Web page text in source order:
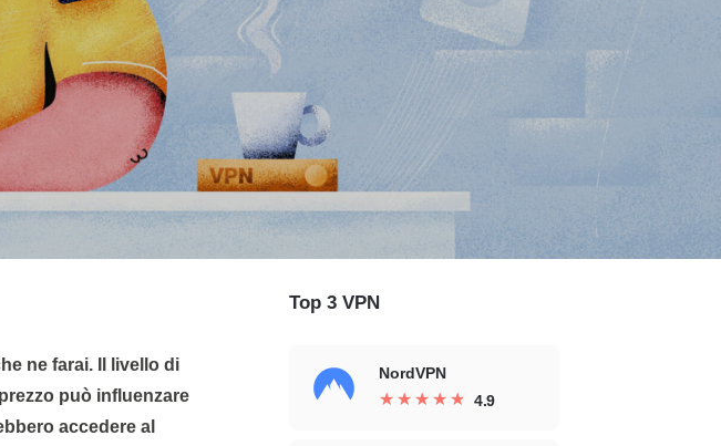
può influenzare
accedere al
Top 3 VPN
NordVPN
★ ★ ★ ★ ★
★ ★ ★ ★ ★ 4.9